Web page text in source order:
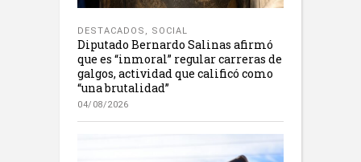
DESTACADOS , SOCIAL
Diputado Bernardo Salinas afirmó
que es “inmoral” regular carreras de
galgos, actividad que calificó como
“una brutalidad”
04/08/2026